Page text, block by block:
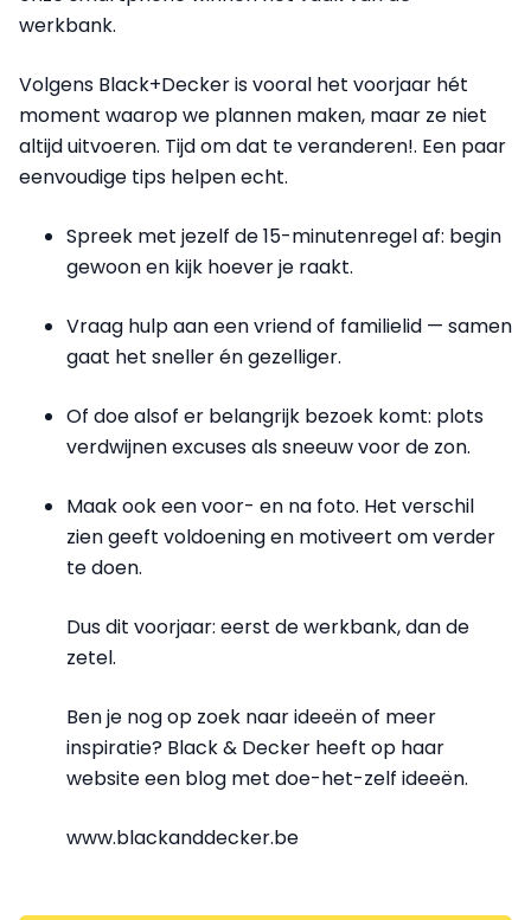
werkbank.
Volgens Black+Decker is vooral het voorjaar hét
moment waarop we plannen maken, maar ze niet
altijd uitvoeren. Tijd om dat te veranderen!. Een paar
eenvoudige tips helpen echt.
Spreek met jezelf de 15-minutenregel af: begin
gewoon en kijk hoever je raakt.
Vraag hulp aan een vriend of familielid — samen
gaat het sneller én gezelliger.
Of doe alsof er belangrijk bezoek komt: plots
verdwijnen excuses als sneeuw voor de zon.
Maak ook een voor- en na foto. Het verschil
zien geeft voldoening en motiveert om verder
te doen.
Dus dit voorjaar: eerst de werkbank, dan de
zetel.
Ben je nog op zoek naar ideeën of meer
inspiratie? Black & Decker heeft op haar
website een blog met doe-het-zelf ideeën.
www.blackanddecker.be